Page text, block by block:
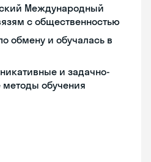
Международный
с общественностью
обмену и обучалась в
и задачно-
обучения